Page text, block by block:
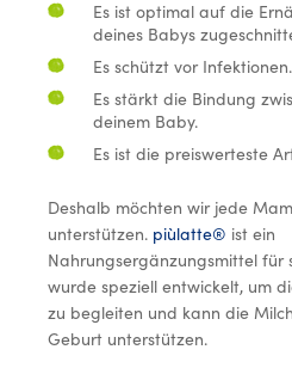
Es ist optimal auf die
deines Babys
Es schützt vor Infektionen.
Es stärkt die Bindung
deinem Baby.
Es ist die preiswerteste
Deshalb möchten wir jede
unterstützen. piùlatte® ist ein
Nahrungsergänzungsmittel für
wurde speziell entwickelt, um
zu begleiten und kann die
Geburt unterstützen.